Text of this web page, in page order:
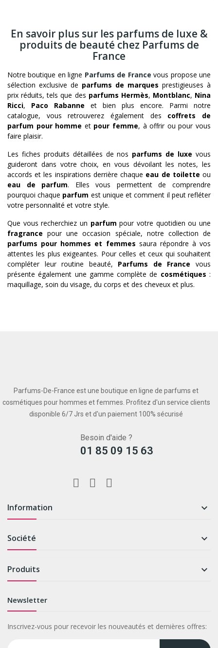
En savoir plus sur les parfums de luxe &
produits de beauté chez Parfums de
France
Notre boutique en ligne Parfums de France vous propose une
sélection exclusive de parfums de marques prestigieuses à
prix réduits, tels que des parfums Hermès, Montblanc, Nina
Ricci, Paco Rabanne et bien plus encore. Parmi notre
catalogue, vous retrouverez également des coffrets de
parfum pour homme et pour femme, à offrir ou pour vous
faire plaisir.
Les fiches produits détaillées de nos parfums de luxe vous
guideront dans votre choix, en vous dévoilant les notes, les
accords et les inspirations derrière chaque eau de toilette ou
eau de parfum. Elles vous permettent de comprendre
pourquoi chaque parfum est unique et comment il peut refléter
votre personnalité et votre style.
Que vous recherchiez un parfum pour votre quotidien ou une
fragrance pour une occasion spéciale, notre collection de
parfums pour hommes et femmes saura répondre à vos
attentes les plus exigeantes. Pour celles et ceux qui souhaitent
compléter leur routine beauté, Parfums de France vous
présente également une gamme complète de cosmétiques :
maquillage, soin du visage, du corps et des cheveux et plus.
Parfums-De-France est une boutique en ligne de parfums et
cosmétiques pour hommes et femmes. Profitez d'un service clients
disponible 6/7 Jrs et d'un paiement 100% sécurisé
Besoin d'aide ?
01 85 09 15 63
Information 
Société 
Produits 
Newsletter
Inscrivez-vous pour recevoir les nouveautés et dernières offres: